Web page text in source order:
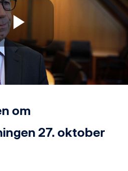
Play
om
27. oktober